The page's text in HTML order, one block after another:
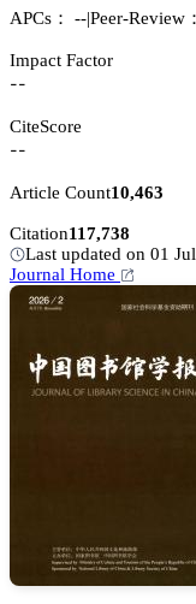
APCs： --|Peer-Review
Impact Factor
--
CiteScore
--
Article Count10,463
Citation117,738
Last updated on 01
Journal Home